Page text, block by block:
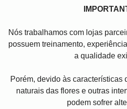
Nós trabalhamos com lojas
possuem treinamento,
a qualidade
Porém, devido às características
naturais das flores e outras
podem sofrer